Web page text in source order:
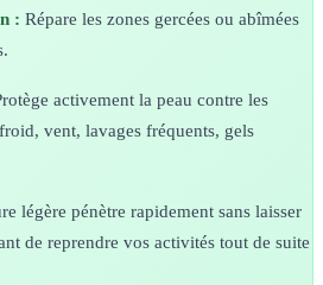
: Répare les zones gercées ou abîmées
activement la peau contre les
vent, lavages fréquents, gels
légère pénètre rapidement sans laisser
de reprendre vos activités tout de suite